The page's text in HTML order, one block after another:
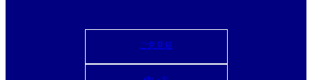
ご意見箱